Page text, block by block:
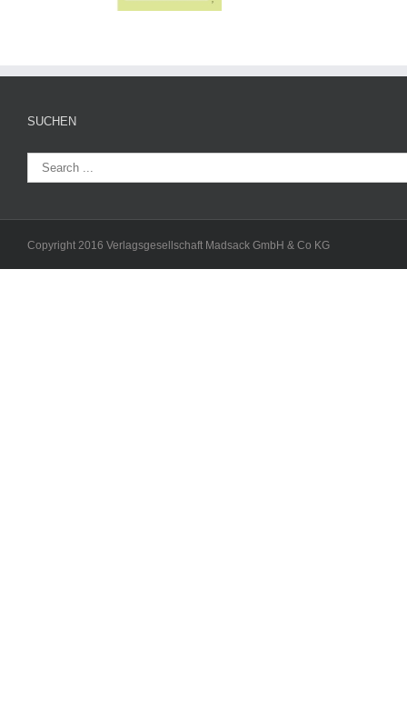
SUCHEN
Copyright 2016 Verlagsgesellschaft Madsack GmbH & Co KG